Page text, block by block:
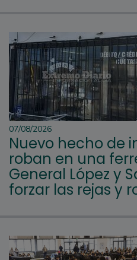
07/08/2026
Nuevo hecho de
roban en una
General López y
forzar las rejas y